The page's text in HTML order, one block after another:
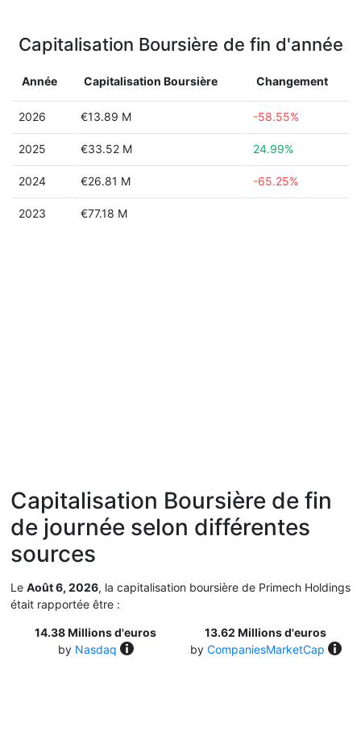
Capitalisation Boursière de fin d'année
Année Capitalisation Boursière Changement
2026 €13.89 M -58.55%
2025 €33.52 M 24.99%
2024 €26.81 M -65.25%
2023 €77.18 M
Capitalisation Boursière de fin
de journée selon différentes
sources
Le Août 6, 2026, la capitalisation boursière de Primech Holdings
était rapportée être :
14.38 Millions d'euros
by Nasdaq
13.62 Millions d'euros
by CompaniesMarketCap